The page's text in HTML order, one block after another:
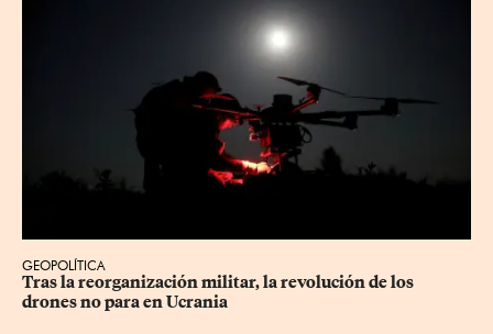
GEOPOLÍTICA
Tras la reorganización militar, la revolución de los
drones no para en Ucrania